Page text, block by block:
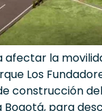
afectar la
Los
construcción
Bogotá, para